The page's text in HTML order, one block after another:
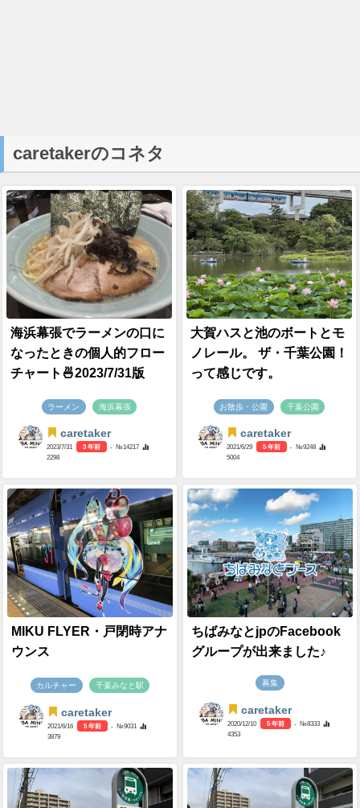
caretakerのコネタ
海浜幕張でラーメンの口に
なったときの個人的フロー
チャート🍜2023/7/31版
ラーメン 海浜幕張
caretaker
2023/7/31 3 年前
- №14217
2298
大賀ハスと池のボートとモ
ノレール。 ザ・千葉公園！
って感じです。
お散歩・公園 千葉公園
caretaker
2021/6/29 5 年前
- №9248
5004
MIKU FLYER・戸閉時アナ
ウンス
カルチャー 千葉みなと駅
caretaker
2021/6/16 5 年前
- №9031
3879
ちばみなとjpのFacebook
グループが出来ました♪
募集
caretaker
2020/12/10 5 年前
- №8333
4353